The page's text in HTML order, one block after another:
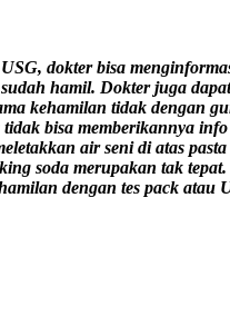
dokter bisa
hamil. Dokter juga dapat
kehamilan tidak dengan
tidak bisa memberikannya
air seni di atas
soda merupakan tak
dengan tes pack atau